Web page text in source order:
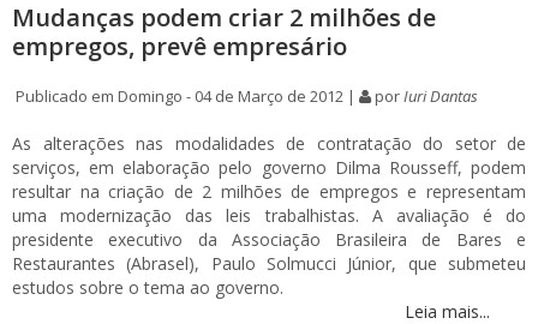
Mudanças podem criar 2 milhões de
empregos, prevê empresário
Publicado em Domingo - 04 de Março de 2012 | porIuri Dantas
As alterações nas modalidades de contratação do setor de
serviços, em elaboração pelo governo Dilma Rousseff, podem
resultar na criação de 2 milhões de empregos e representam
uma modernização das leis trabalhistas. A avaliação é do
presidente executivo da Associação Brasileira de Bares e
Restaurantes (Abrasel), Paulo Solmucci Júnior, que submeteu
estudos sobre o tema ao governo.
Leia mais...